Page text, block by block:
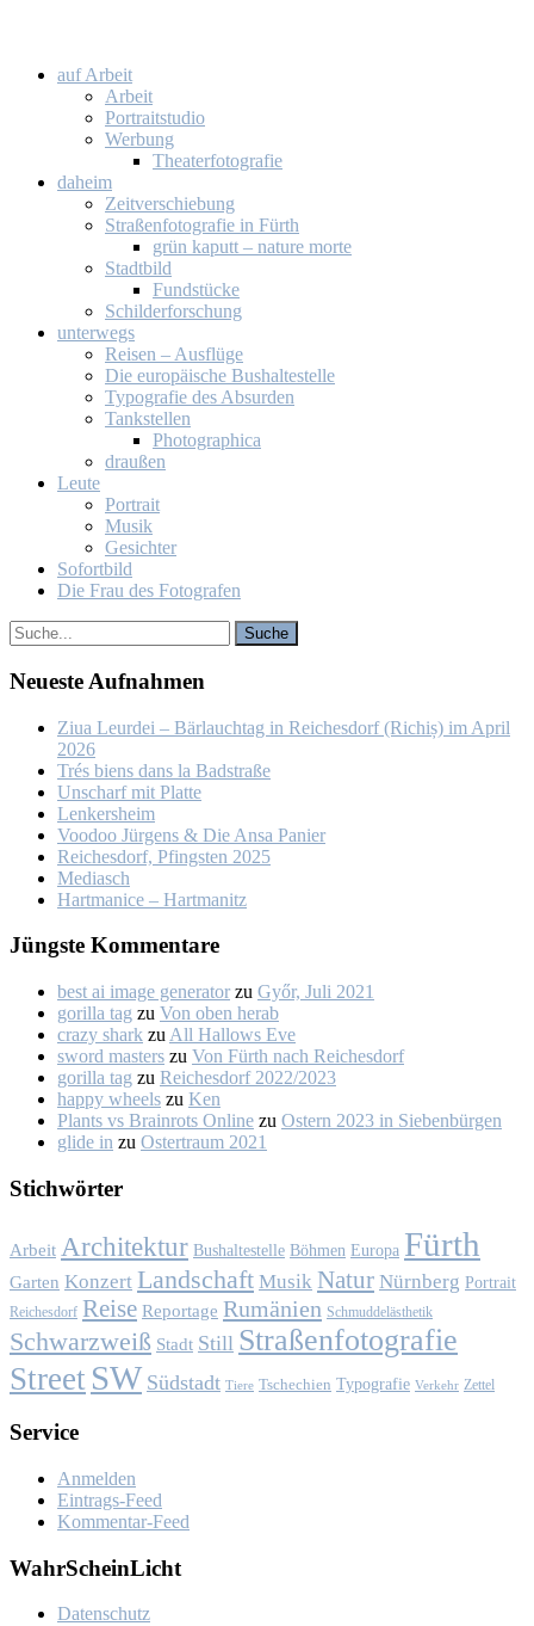
auf Ar­beit
Ar­beit
Por­trait­stu­dio
Wer­bung
Thea­ter­fo­to­gra­fie
da­heim
Zeit­ver­schie­bung
Stra­ßen­fo­to­gra­fie in Fürth
grün ka­putt – na­tu­re mor­te
Stadt­bild
Fund­stü­cke
Schil­der­for­schung
un­ter­wegs
Rei­sen – Aus­flü­ge
Die eu­ro­päi­sche Bus­hal­te­stel­le
Ty­po­gra­fie des Ab­sur­den
Tank­stel­len
Pho­to­gra­phi­ca
drau­ßen
Leu­te
Por­trait
Mu­sik
Ge­sich­ter
So­fort­bild
Die Frau des Fo­to­gra­fen
Neu­es­te Auf­nah­men
Ziua Leur­dei – Bär­lauch­tag in Rei­ches­dorf (Ri­chiș) im April
2026
Trés biens dans la Bad­stra­ße
Un­scharf mit Plat­te
Len­kers­heim
Voo­doo Jür­gens & Die An­sa Pa­nier
Rei­ches­dorf, Pfings­ten 2025
Me­dia­sch
Hart­ma­nice – Hart­ma­nitz
Jüngs­te Kom­men­ta­re
best ai image generator zu Győr, Ju­li 2021
gorilla tag zu Von oben her­ab
crazy shark zu All Hal­lows Eve
sword masters zu Von Fürth nach Rei­ches­dorf
gorilla tag zu Rei­ches­dorf 2022/2023
happy wheels zu Ken
Plants vs Brainrots Online zu Os­tern 2023 in Sie­ben­bür­gen
glide in zu Os­ter­traum 2021
Stich­wör­ter
Arbeit Architektur Bushaltestelle Böhmen Europa Fürth
Garten Konzert Landschaft Musik Natur Nürnberg Portrait
Reichesdorf Reise Reportage Rumänien Schmuddelästhetik
Schwarzweiß Stadt Still Straßenfotografie
Street SW Südstadt Tiere Tschechien Typografie Verkehr Zettel
Ser­vice
Anmelden
Eintrags-Feed
Kommentar-Feed
Wahr­Schein­Licht
Da­ten­schutz